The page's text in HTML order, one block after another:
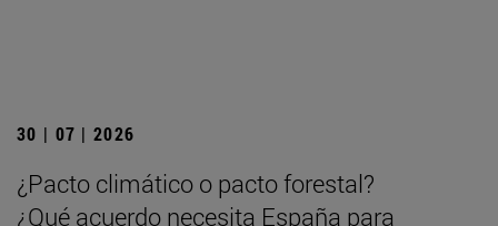
30 | 07 | 2026
¿Pacto climático o pacto forestal?
¿Qué acuerdo necesita España para